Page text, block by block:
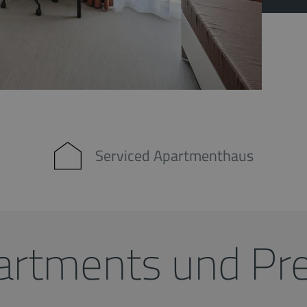
Serviced Apartmenthaus
und